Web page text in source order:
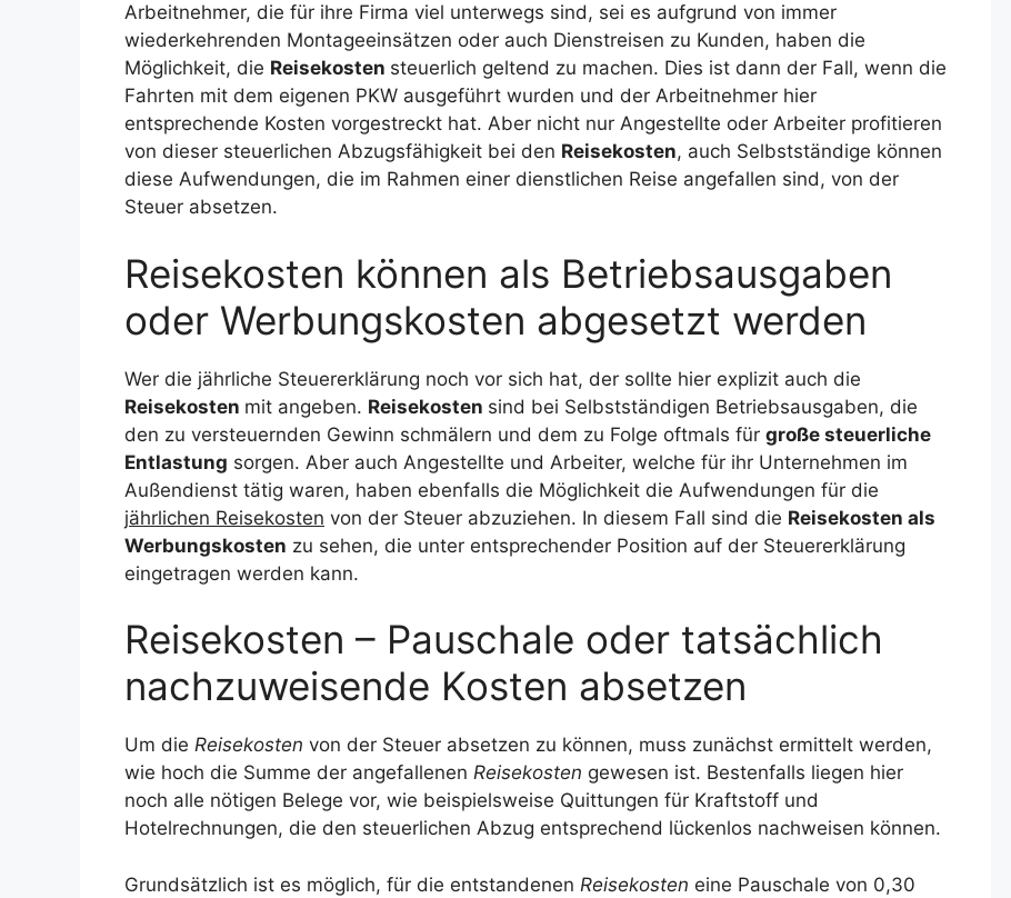
Arbeitnehmer, die für ihre Firma viel unterwegs sind, sei es aufgrund von immer
wiederkehrenden Montageeinsätzen oder auch Dienstreisen zu Kunden, haben die
Möglichkeit, die Reisekosten steuerlich geltend zu machen. Dies ist dann der Fall, wenn die
Fahrten mit dem eigenen PKW ausgeführt wurden und der Arbeitnehmer hier
entsprechende Kosten vorgestreckt hat. Aber nicht nur Angestellte oder Arbeiter profitieren
von dieser steuerlichen Abzugsfähigkeit bei den Reisekosten, auch Selbstständige können
diese Aufwendungen, die im Rahmen einer dienstlichen Reise angefallen sind, von der
Steuer absetzen.
Reisekosten können als Betriebsausgaben
oder Werbungskosten abgesetzt werden
Wer die jährliche Steuererklärung noch vor sich hat, der sollte hier explizit auch die
Reisekosten mit angeben. Reisekosten sind bei Selbstständigen Betriebsausgaben, die
den zu versteuernden Gewinn schmälern und dem zu Folge oftmals für große steuerliche
Entlastung sorgen. Aber auch Angestellte und Arbeiter, welche für ihr Unternehmen im
Außendienst tätig waren, haben ebenfalls die Möglichkeit die Aufwendungen für die
jährlichen Reisekosten von der Steuer abzuziehen. In diesem Fall sind die Reisekosten als
Werbungskosten zu sehen, die unter entsprechender Position auf der Steuererklärung
eingetragen werden kann.
Reisekosten – Pauschale oder tatsächlich
nachzuweisende Kosten absetzen
Um die Reisekosten von der Steuer absetzen zu können, muss zunächst ermittelt werden,
wie hoch die Summe der angefallenen Reisekosten gewesen ist. Bestenfalls liegen hier
noch alle nötigen Belege vor, wie beispielsweise Quittungen für Kraftstoff und
Hotelrechnungen, die den steuerlichen Abzug entsprechend lückenlos nachweisen können.
Grundsätzlich ist es möglich, für die entstandenen Reisekosten eine Pauschale von 0,30